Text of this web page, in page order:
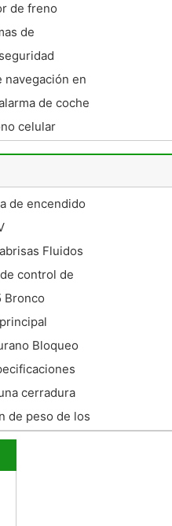
de freno
de
navegación en
de coche
celular
de encendido
Fluidos
control de
3.5
Bronco
Bloqueo
cerradura
de peso de los